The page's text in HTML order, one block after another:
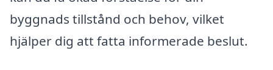
byggnads tillstånd och behov, vilket
hjälper dig att fatta informerade beslut.